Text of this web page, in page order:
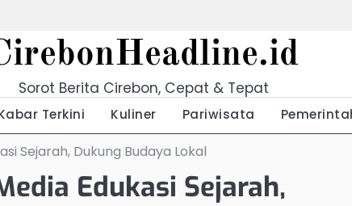
Sorot Berita Cirebon, Cepat & Tepat
Terkini Kuliner Pariwisata
Sejarah, Dukung Budaya Lokal
Edukasi Sejarah,